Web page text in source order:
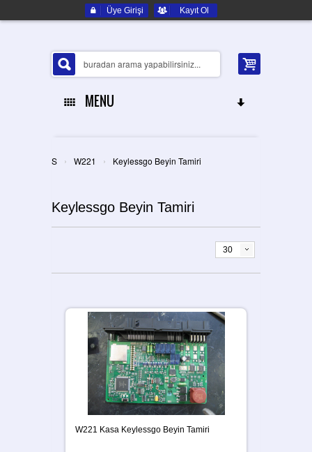
Üye Girişi Kayıt Ol
MENU
HAKKIMIZDA
ELEKTRONIK YEDEK PARÇA
S › W221 › Keylessgo Beyin Tamiri
Keylessgo Beyin Tamiri
30
W221 Kasa Keylessgo Beyin Tamiri